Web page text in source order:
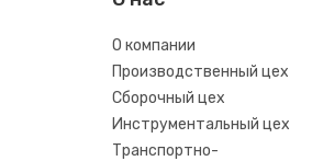
О компании
Производственный цех
Сборочный цех
Инструментальный цех
Транспортно-